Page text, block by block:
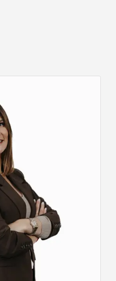
immobilier ou
?
et n'hésitez
nos agences
1er, 4
38
14
de Ville, 13
24
25